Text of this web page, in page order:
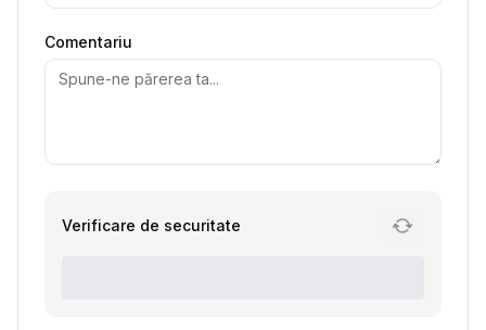
Comentariu
Verificare de securitate